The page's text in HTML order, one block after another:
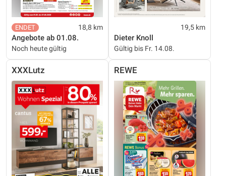
18,8 km
Angebote ab 01.08.
Noch heute gültig
19,5 km
Dieter Knoll
Gültig bis Fr. 14.08.
XXXLutz REWE